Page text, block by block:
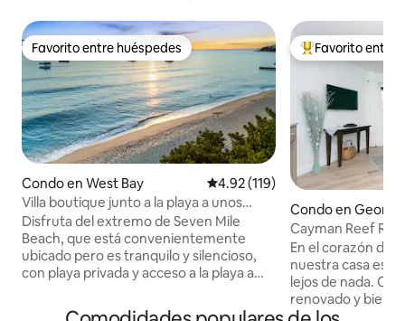
Favorito entre huéspedes
Favorito entre huéspedes
Condo en West Bay Calificación promedio: 4.92 de
4.92 (119)
Villa boutique junto a la playa a unos
pasos de Seven Mile Beach
Disfruta del extremo de Seven Mile
Beach, que está convenientemente
ubicado pero es tranquilo y silencioso,
con playa privada y acceso a la playa a
puestas de sol y paseos por la playa
Favorito entre
Favorito entre
Condo en
Cayman Reef
Beach
En el corazón de
nuestra casa
lejos de nada. Completamente
renovado y bien
apartamento